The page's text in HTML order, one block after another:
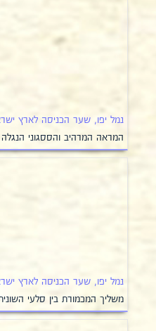
נמל יפו, שער הכניסה לארץ ישראל
המראה המרהיב והססגוני
נמל יפו, שער הכניסה לארץ ישראל
משליך המכמורת בין סלעי